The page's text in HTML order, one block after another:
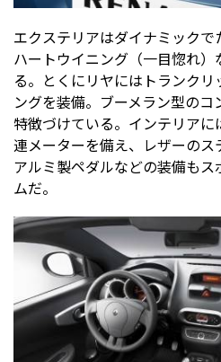
エクステリアはダイナミックで
ハートウイニング（一目惚れ
る。とくにリヤにはトランク
ングを装備。ブーメラン型の
特徴づけている。インテリア
連メーターを備え、レザーのス
アルミ製ペダルなどの装備も
ムだ。